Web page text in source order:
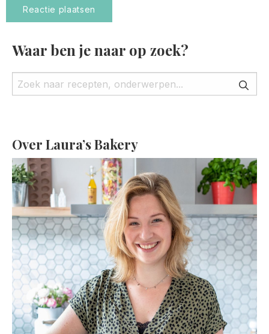
Waar ben je naar op zoek?
Over Laura’s Bakery